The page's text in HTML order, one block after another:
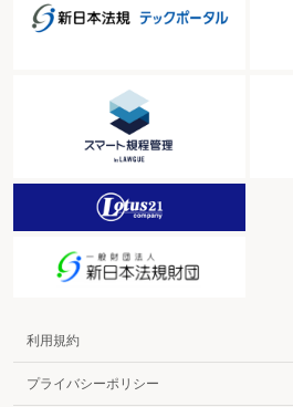
利用規約
プライバシーポリシー